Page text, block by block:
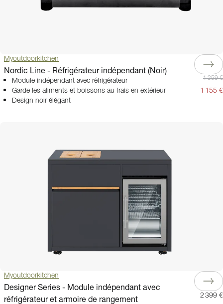
Myoutdoorkitchen
Nordic Line - Réfrigérateur indépendant (Noir)
Module indépendant avec réfrigérateur
Garde les aliments et boissons au frais en extérieur
Design noir élégant
1 359 €
1 155 €
Myoutdoorkitchen
Designer Series - Module indépendant avec
réfrigérateur et armoire de rangement
2 399 €